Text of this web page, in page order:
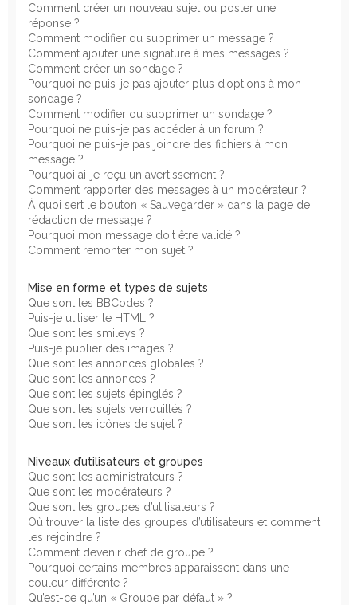
Comment créer un nouveau sujet ou poster une
réponse ?
Comment modifier ou supprimer un message ?
Comment ajouter une signature à mes messages ?
Comment créer un sondage ?
Pourquoi ne puis-je pas ajouter plus d’options à mon
sondage ?
Comment modifier ou supprimer un sondage ?
Pourquoi ne puis-je pas accéder à un forum ?
Pourquoi ne puis-je pas joindre des fichiers à mon
message ?
Pourquoi ai-je reçu un avertissement ?
Comment rapporter des messages à un modérateur ?
À quoi sert le bouton « Sauvegarder » dans la page de
rédaction de message ?
Pourquoi mon message doit être validé ?
Comment remonter mon sujet ?
Mise en forme et types de sujets
Que sont les BBCodes ?
Puis-je utiliser le HTML ?
Que sont les smileys ?
Puis-je publier des images ?
Que sont les annonces globales ?
Que sont les annonces ?
Que sont les sujets épinglés ?
Que sont les sujets verrouillés ?
Que sont les icônes de sujet ?
Niveaux d’utilisateurs et groupes
Que sont les administrateurs ?
Que sont les modérateurs ?
Que sont les groupes d’utilisateurs ?
Où trouver la liste des groupes d’utilisateurs et comment
les rejoindre ?
Comment devenir chef de groupe ?
Pourquoi certains membres apparaissent dans une
couleur différente ?
Qu’est-ce qu’un « Groupe par défaut » ?